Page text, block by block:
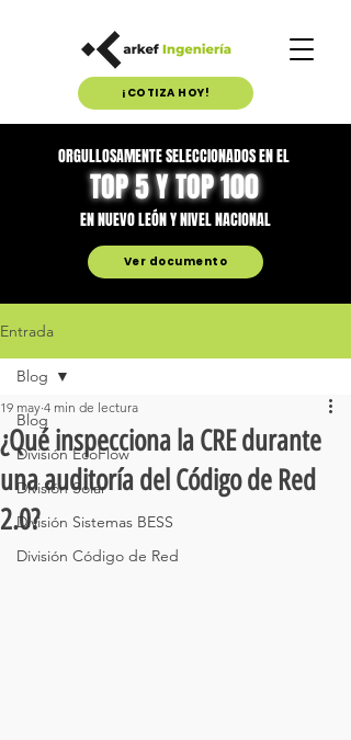
¡COTIZA HOY!
ORGULLOSAMENTE SELECCIONADOS EN EL
TOP 5 Y TOP 100
EN NUEVO LEÓN Y NIVEL NACIONAL
Ver documento
Entrada
Blog
División EcoFlow
División Solar
División Sistemas BESS
División Código de Red
Blog
¿Qué inspecciona la CRE durante
una auditoría del Código de Red
2.0?
19 may 4 min de lectura